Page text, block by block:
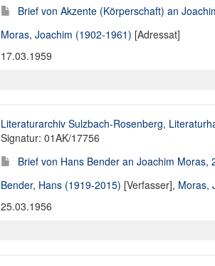
Brief von Akzente (Körperschaft) an
Moras, Joachim (1902-1961) [Adressat]
17.03.1959
Literaturarchiv Sulzbach-Rosenberg,
Signatur: 01AK/17756
Brief von Hans Bender an Joachim Moras,
Bender, Hans (1919-2015) [Verfasser], Moras,
25.03.1956